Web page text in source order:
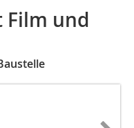
Film und